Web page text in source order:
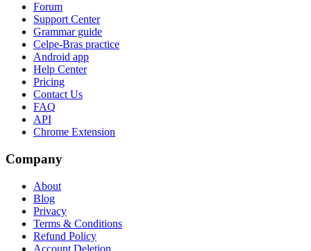
Forum
Support Center
Grammar guide
Celpe-Bras practice
Android app
Help Center
Pricing
Contact Us
FAQ
API
Chrome Extension
Company
About
Blog
Privacy
Terms & Conditions
Refund Policy
Account Deletion